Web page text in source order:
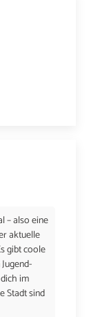
– also eine
aktuelle
gibt coole
im
Stadt sind